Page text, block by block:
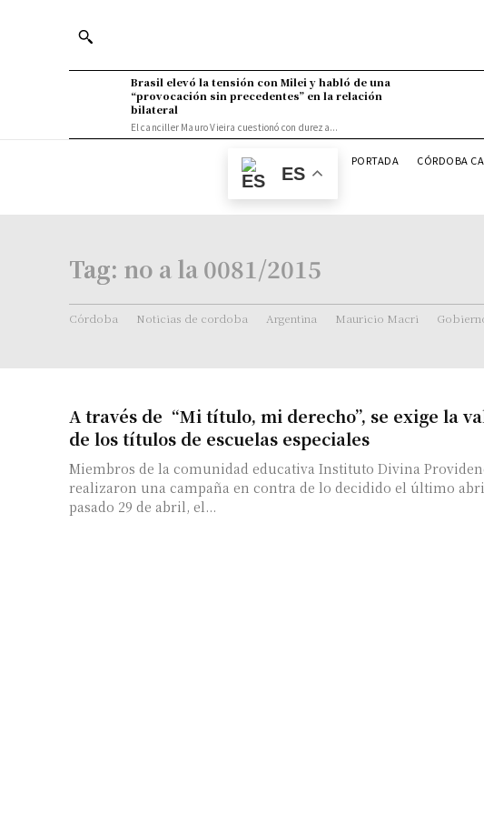
Brasil elevó la tensión con Milei y habló de una
“provocación sin precedentes” en la relación
bilateral
El canciller Mauro Vieira cuestionó con dureza...
ES
PORTADA CÓRDOBA
Tag: no a la 0081/2015
Córdoba Noticias de cordoba Argentina Mauricio Macri
A través de “Mi título, mi derecho”, se exige la
de los títulos de escuelas especiales
Miembros de la comunidad educativa Instituto Divina
realizaron una campaña en contra de lo decidido el último abril.
pasado 29 de abril, el...